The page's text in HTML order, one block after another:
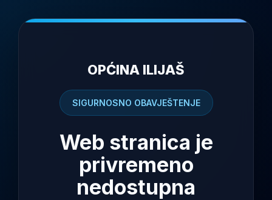
OPĆINA ILIJAŠ
SIGURNOSNO OBAVJEŠTENJE
Web stranica je
privremeno
nedostupna